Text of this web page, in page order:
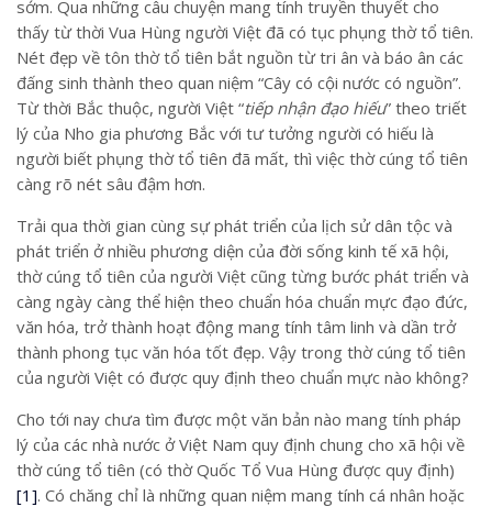
sớm. Qua những câu chuyện mang tính truyền thuyết cho
thấy từ thời Vua Hùng người Việt đã có tục phụng thờ tổ tiên.
Nét đẹp về tôn thờ tổ tiên bắt nguồn từ tri ân và báo ân các
đấng sinh thành theo quan niệm “Cây có cội nước có nguồn”.
Từ thời Bắc thuộc, người Việt “tiếp nhận đạo hiếu” theo triết
lý của Nho gia phương Bắc với tư tưởng người có hiếu là
người biết phụng thờ tổ tiên đã mất, thì việc thờ cúng tổ tiên
càng rõ nét sâu đậm hơn.
Trải qua thời gian cùng sự phát triển của lịch sử dân tộc và
phát triển ở nhiều phương diện của đời sống kinh tế xã hội,
thờ cúng tổ tiên của người Việt cũng từng bước phát triển và
càng ngày càng thể hiện theo chuẩn hóa chuẩn mực đạo đức,
văn hóa, trở thành hoạt động mang tính tâm linh và dần trở
thành phong tục văn hóa tốt đẹp. Vậy trong thờ cúng tổ tiên
của người Việt có được quy định theo chuẩn mực nào không?
Cho tới nay chưa tìm được một văn bản nào mang tính pháp
lý của các nhà nước ở Việt Nam quy định chung cho xã hội về
thờ cúng tổ tiên (có thờ Quốc Tổ Vua Hùng được quy định)
[1]. Có chăng chỉ là những quan niệm mang tính cá nhân hoặc